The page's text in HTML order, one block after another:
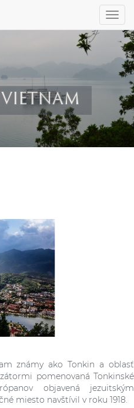
VIETNAM
známy ako Tonkin a oblasť
pomenovaná Tonkinské
objavená jezuitským
miesto navštívil v roku 1918.